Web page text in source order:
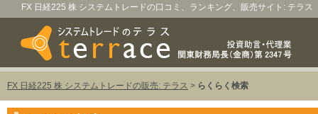
FX 日経225 株 システムトレードの口コミ、ランキング、販売サイト: テラス
FX 日経225 株 システムトレードの販売: テラス > らくらく検索